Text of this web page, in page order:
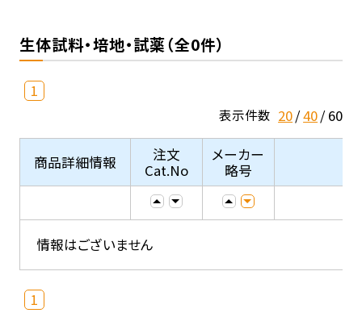
生体試料・培地・試薬（全0件）
1
表示件数 20 40 60
商品詳細情報
注文
Cat.No
メーカー
略号
情報はございません
1